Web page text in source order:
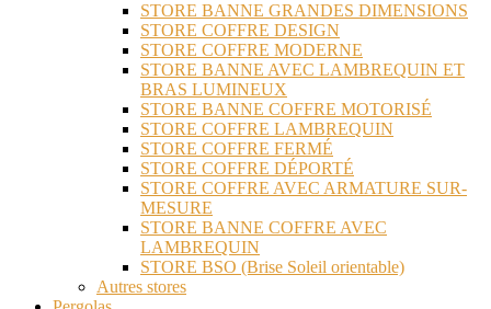
STORE BANNE GRANDES DIMENSIONS
STORE COFFRE DESIGN
STORE COFFRE MODERNE
STORE BANNE AVEC LAMBREQUIN ET
BRAS LUMINEUX
STORE BANNE COFFRE MOTORISÉ
STORE COFFRE LAMBREQUIN
STORE COFFRE FERMÉ
STORE COFFRE DÉPORTÉ
STORE COFFRE AVEC ARMATURE SUR-
MESURE
STORE BANNE COFFRE AVEC
LAMBREQUIN
STORE BSO (Brise Soleil orientable)
Autres stores